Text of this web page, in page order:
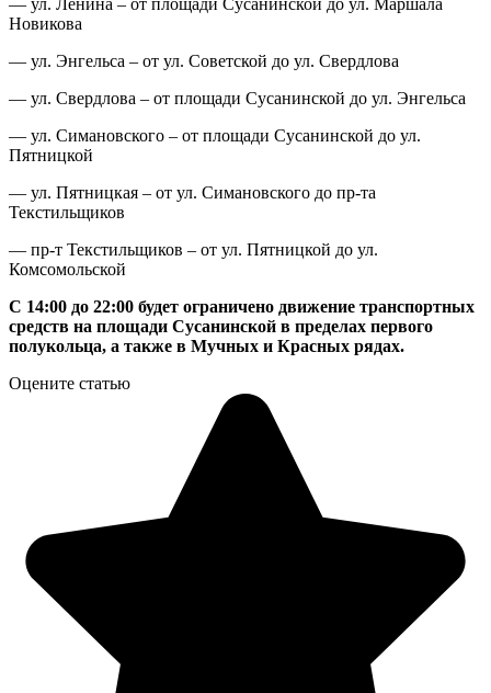
Новикова
— ул. Энгельса – от ул. Советской до ул. Свердлова
— ул. Свердлова – от площади Сусанинской до ул. Энгельса
— ул. Симановского – от площади Сусанинской до ул.
Пятницкой
— ул. Пятницкая – от ул. Симановского до пр-та
Текстильщиков
— пр-т Текстильщиков – от ул. Пятницкой до ул.
Комсомольской
С 14:00 до 22:00 будет ограничено движение транспортных
средств на площади Сусанинской в пределах первого
полукольца, а также в Мучных и Красных рядах.
Оцените статью